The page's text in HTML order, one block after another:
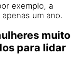
exemplo, a
um ano.
muito
para lidar